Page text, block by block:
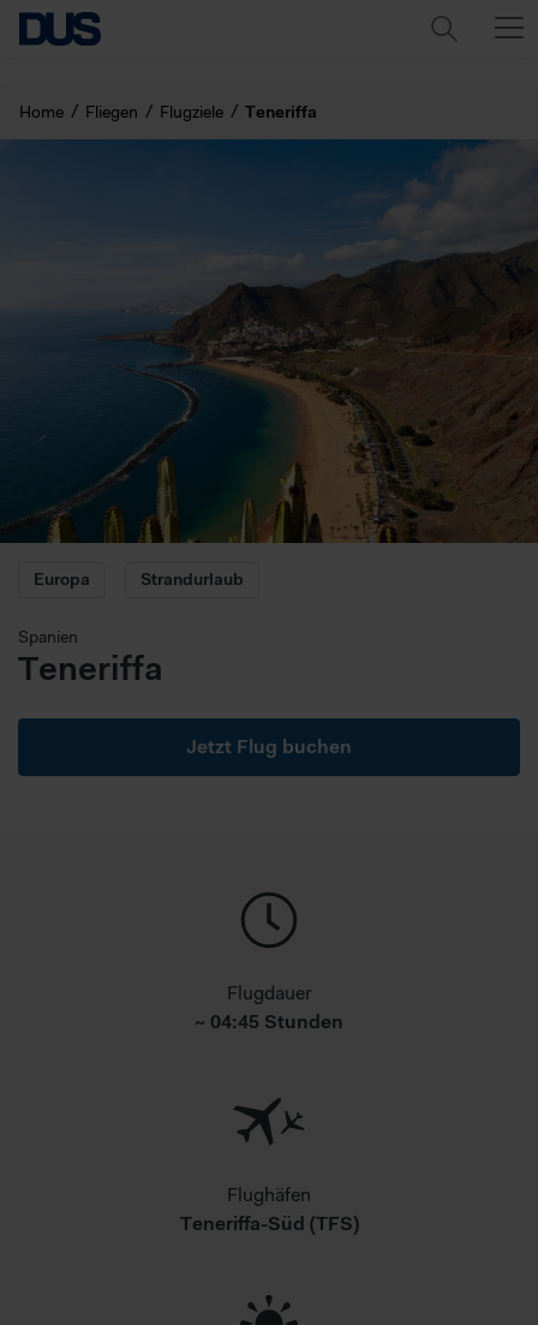
Home Fliegen Flugziele Teneriffa
Europa Strandurlaub
Spanien
Teneriffa
Jetzt Flug buchen
Flugdauer
~ 04:45 Stunden
Flughäfen
Teneriffa-Süd (TFS)